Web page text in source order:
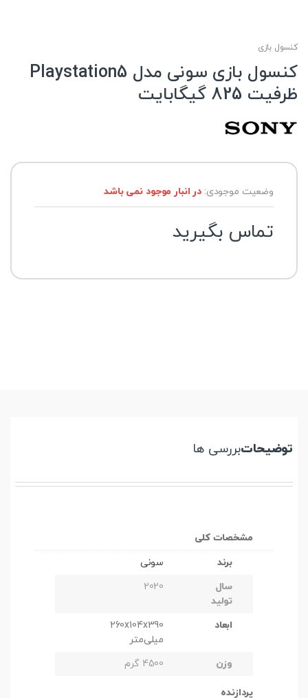
کنسول بازی
کنسول بازی سونی مدل Playstation5
ظرفیت 825 گیگابایت
وضعیت موجودی:در انبار موجود نمی باشد
تماس بگیرید
توضیحاتبررسی ها
مشخصات کلی
برند
سونی
سال
تولید
2020
ابعاد
260x104x390
میلی‌متر
وزن
4500 گرم
پردازنده